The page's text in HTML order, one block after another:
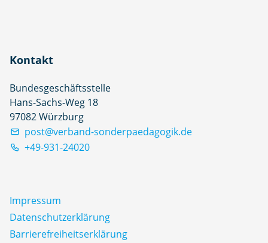
Kontakt
Bundesgeschäftsstelle
Hans-Sachs-Weg 18
97082 Würzburg
post@verband-sonderpaedagogik.de
+49-931-24020
Impressum
Datenschutz­erklärung
Barrierefreiheitserklärung